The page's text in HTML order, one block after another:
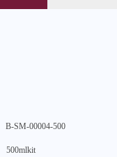
B-SM-00004-500
500mlkit